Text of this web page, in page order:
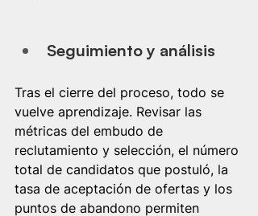
Seguimiento y análisis
Tras el cierre del proceso, todo se
vuelve aprendizaje. Revisar las
métricas del embudo de
reclutamiento y selección, el número
total de candidatos que postuló, la
tasa de aceptación de ofertas y los
puntos de abandono permiten